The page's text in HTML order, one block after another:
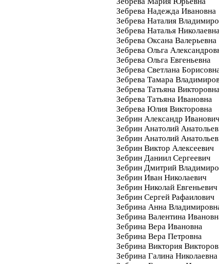
Зебрева Надежда Ивановна
Зебрева Наталия
Зебрева Наталья
Зебрева Оксана Валерьевна
Зебрева Ольга
Зебрева Ольга Евгеньевна
Зебрева Светлана
Зебрева Тамара
Зебрева Татьяна
Зебрева Татьяна Ивановна
Зебрева Юлия Викторовна
Зебрин Александр
Зебрин Анатолий
Зебрин Анатолий
Зебрин Виктор Алексеевич
Зебрин Даниил Сергеевич
Зебрин Дмитрий
Зебрин Иван Николаевич
Зебрин Николай Евгеньевич
Зебрин Сергей Рафаилович
Зебрина Анна
Зебрина Валентина
Зебрина Вера Ивановна
Зебрина Вера Петровна
Зебрина Виктория
Зебрина Галина Николаевна